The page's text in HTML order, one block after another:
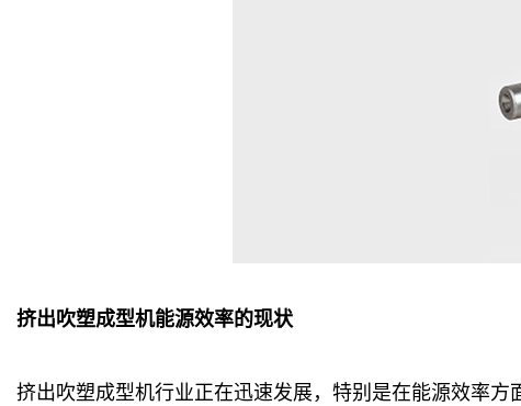
挤出吹塑成型机能源效率的现状
挤出吹塑成型机行业正在迅速发展，特别是在能源效率